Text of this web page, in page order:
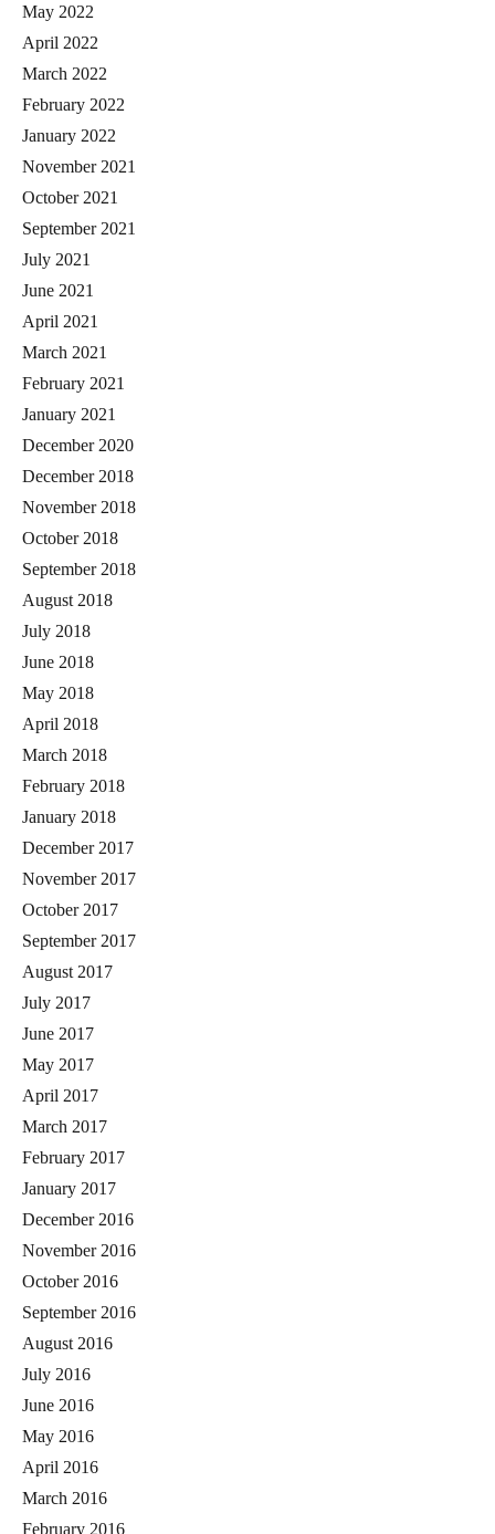
May 2022
April 2022
March 2022
February 2022
January 2022
November 2021
October 2021
September 2021
July 2021
June 2021
April 2021
March 2021
February 2021
January 2021
December 2020
December 2018
November 2018
October 2018
September 2018
August 2018
July 2018
June 2018
May 2018
April 2018
March 2018
February 2018
January 2018
December 2017
November 2017
October 2017
September 2017
August 2017
July 2017
June 2017
May 2017
April 2017
March 2017
February 2017
January 2017
December 2016
November 2016
October 2016
September 2016
August 2016
July 2016
June 2016
May 2016
April 2016
March 2016
February 2016